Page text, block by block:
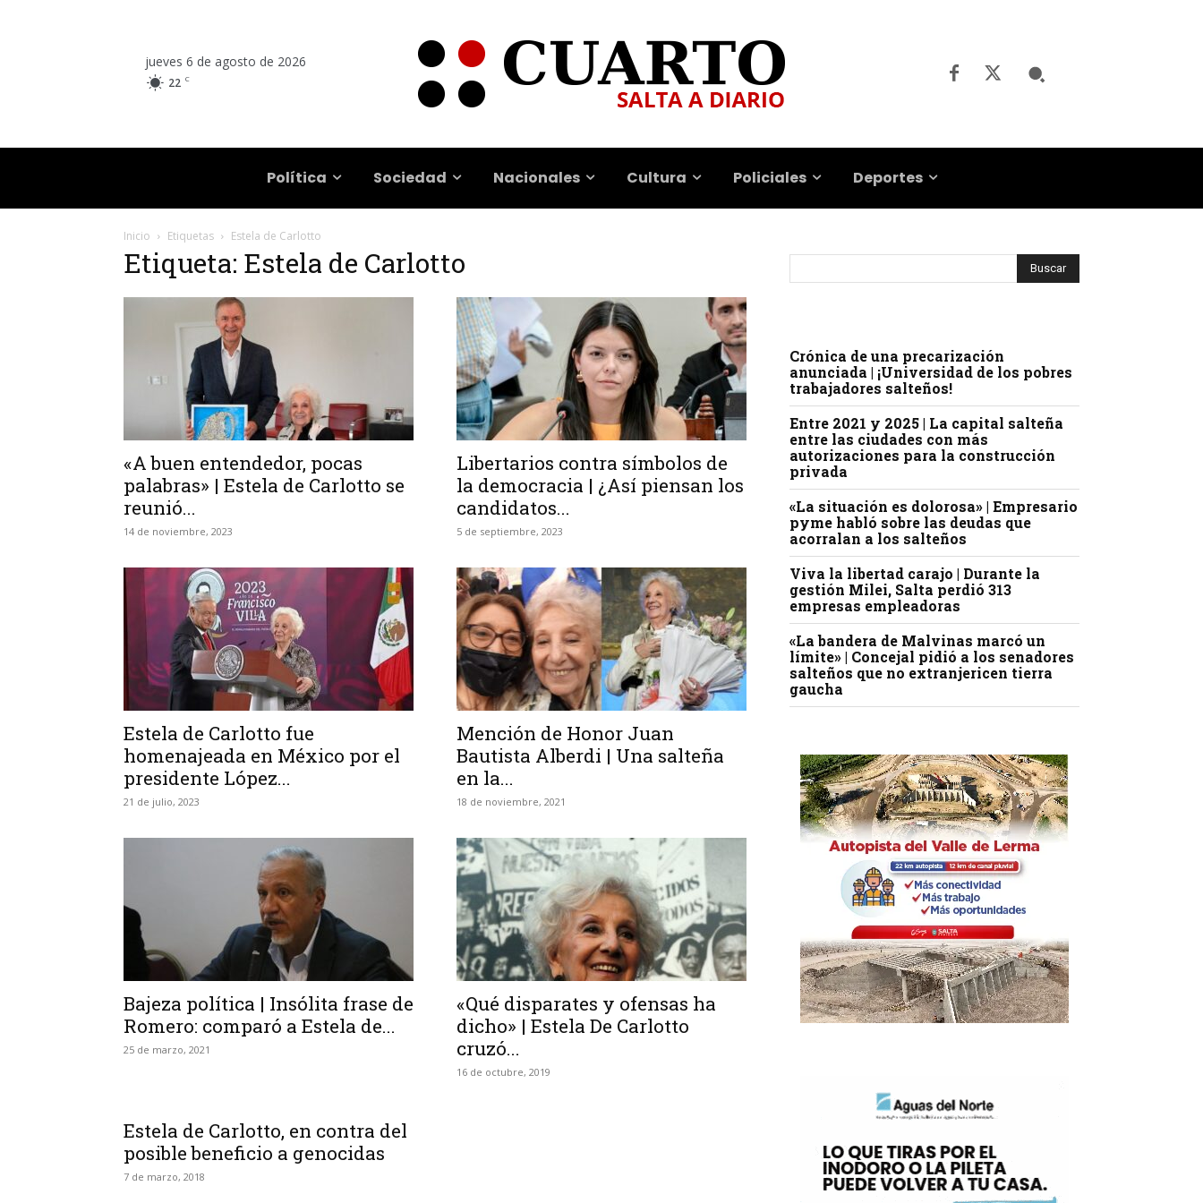
jueves 6 de agosto de 2026
22 C
Política Sociedad Nacionales Cultura Policiales Deportes
Inicio Etiquetas Estela de Carlotto
Etiqueta: Estela de Carlotto
«A buen entendedor, pocas
palabras» | Estela de Carlotto se
reunió...
14 de noviembre, 2023
Libertarios contra símbolos de
la democracia | ¿Así piensan los
candidatos...
5 de septiembre, 2023
Estela de Carlotto fue
homenajeada en México por el
presidente López...
21 de julio, 2023
Mención de Honor Juan
Bautista Alberdi | Una salteña
en la...
18 de noviembre, 2021
Bajeza política | Insólita frase de
Romero: comparó a Estela de...
25 de marzo, 2021
«Qué disparates y ofensas ha
dicho» | Estela De Carlotto
cruzó...
16 de octubre, 2019
Estela de Carlotto, en contra del
posible beneficio a genocidas
7 de marzo, 2018
Crónica de una precarización
anunciada | ¡Universidad de los pobres
trabajadores salteños!
Entre 2021 y 2025 | La capital salteña
entre las ciudades con más
autorizaciones para la construcción
privada
«La situación es dolorosa» | Empresario
pyme habló sobre las deudas que
acorralan a los salteños
Viva la libertad carajo | Durante la
gestión Milei, Salta perdió 313
empresas empleadoras
«La bandera de Malvinas marcó un
límite» | Concejal pidió a los senadores
salteños que no extranjericen tierra
gaucha